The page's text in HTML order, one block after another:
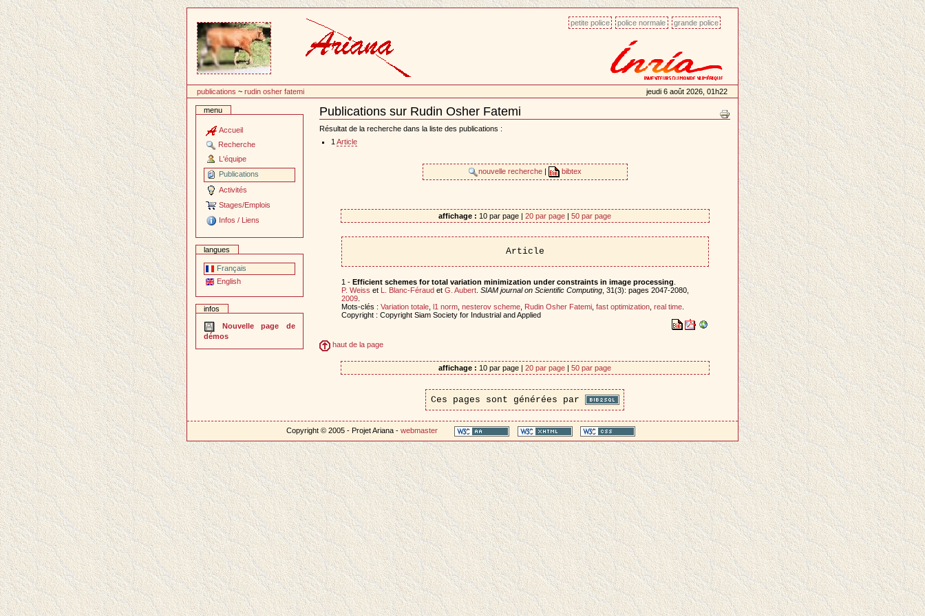
contenu
petite police police normale grande police
publications ~rudin osher fatemi jeudi 6 août 2026, 01h22
menu
Accueil
Recherche
L'équipe
Publications
Activités
Stages/Emplois
Infos / Liens
langues
Français
English
infos
Nouvelle page de
démos
Publications sur Rudin Osher Fatemi
Document
Actions
Résultat de la recherche dans la liste des publications :
1 Article
nouvelle recherche bibtex
affichage : 10 par page | 20 par page | 50 par page
Article
1 - Efficient schemes for total variation minimization under constraints in image processing
P. Weiss et L. Blanc-Féraudet G. Aubert. SIAM journal on Scientific Computing, 31(3): pages 2047-2080,
2009.
Mots-clés : Variation totale, l1 norm, nesterov scheme, Rudin Osher Fatemi, fast optimization, real time.
Copyright : Copyright Siam Society for Industrial and Applied
haut de la page
affichage : 10 par page | 20 par page | 50 par page
Ces pages sont générées par
Copyright © 2005 - Projet Ariana -webmaster